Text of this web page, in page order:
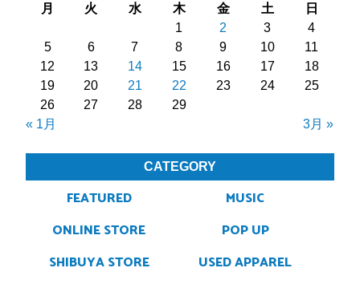
月 火 水 木 金 土 日
« 1月 3月 »
1 2 3
4
5
6 7 8 9 10
11
12
13 14 15 16 17
18
19
20 21 22 23 24
25
26
27 28 29
CATEGORY
FEATURED
MUSIC
ONLINE STORE
POP UP
SHIBUYA STORE
USED APPAREL